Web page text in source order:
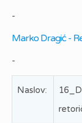
-
Marko Dragić -
-
Naslov: